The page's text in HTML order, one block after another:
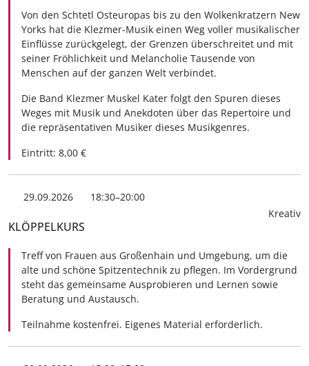
Von den Schtetl Osteuropas bis zu den Wolkenkratzern New
Yorks hat die Klezmer-Musik einen Weg voller musikalischer
Einflüsse zurückgelegt, der Grenzen überschreitet und mit
seiner Fröhlichkeit und Melancholie Tausende von
Menschen auf der ganzen Welt verbindet.
Die Band Klezmer Muskel Kater folgt den Spuren dieses
Weges mit Musik und Anekdoten über das Repertoire und
die repräsentativen Musiker dieses Musikgenres.
Eintritt: 8,00 €
29.09.2026
18:30–20:00
Kreativ
KLÖPPELKURS
Treff von Frauen aus Großenhain und Umgebung, um die
alte und schöne Spitzentechnik zu pflegen. Im Vordergrund
steht das gemeinsame Ausprobieren und Lernen sowie
Beratung und Austausch.
Teilnahme kostenfrei. Eigenes Material erforderlich.